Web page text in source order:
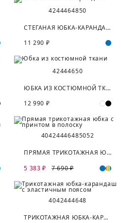
4244464850
СТЕГАНАЯ ЮБКА-КАРАНДАШ
11 290 ₽
42444650
ЮБКА ИЗ КОСТЮМНОЙ ТКАНИ
12 990 ₽
40424446485052
ПРЯМАЯ ТРИКОТАЖНАЯ ЮБКА С ПРИНТОМ В ПОЛОСКУ
5 383 ₽
7 690 ₽
4042444648
ТРИКОТАЖНАЯ ЮБКА-КАРАНДАШ С ЭЛАСТИЧНЫМ ПОЯСОМ